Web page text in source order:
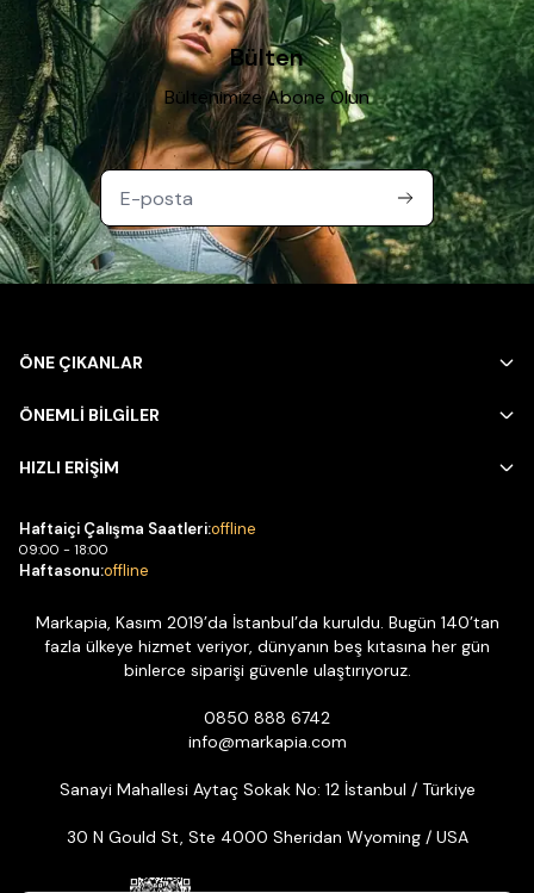
Bülten
Bültenimize Abone Olun
ÖNE ÇIKANLAR
ÖNEMLİ BİLGİLER
HIZLI ERİŞİM
Haftaiçi Çalışma Saatleri:offline
09:00 - 18:00
Haftasonu:offline
Markapia, Kasım 2019’da İstanbul’da kuruldu. Bugün 140’tan
fazla ülkeye hizmet veriyor, dünyanın beş kıtasına her gün
binlerce siparişi güvenle ulaştırıyoruz.
0850 888 6742
info@markapia.com
Sanayi Mahallesi Aytaç Sokak No: 12 İstanbul / Türkiye
30 N Gould St, Ste 4000 Sheridan Wyoming / USA